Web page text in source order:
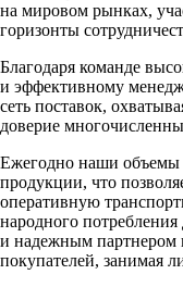
на мировом рынках,
горизонты
Благодаря команде
и эффективному
сеть поставок,
доверие
Ежегодно наши объемы
продукции, что
оперативную
народного
и надежным партнером
покупателей, занимая